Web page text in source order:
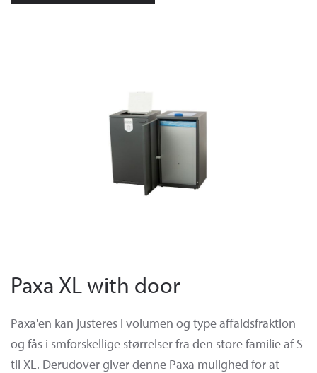
Paxa XL with door
Paxa'en kan justeres i volumen og type affaldsfraktion
og fås i smforskellige størrelser fra den store familie af S
til XL. Derudover giver denne Paxa mulighed for at